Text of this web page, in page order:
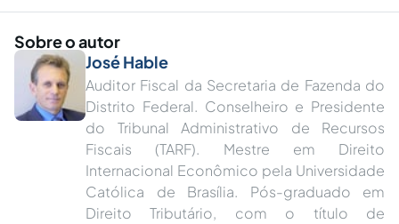
Sobre o autor
José Hable
Auditor Fiscal da Secretaria de Fazenda do
Distrito Federal. Conselheiro e Presidente
do Tribunal Administrativo de Recursos
Fiscais (TARF). Mestre em Direito
Internacional Econômico pela Universidade
Católica de Brasília. Pós-graduado em
Direito Tributário, com o título de